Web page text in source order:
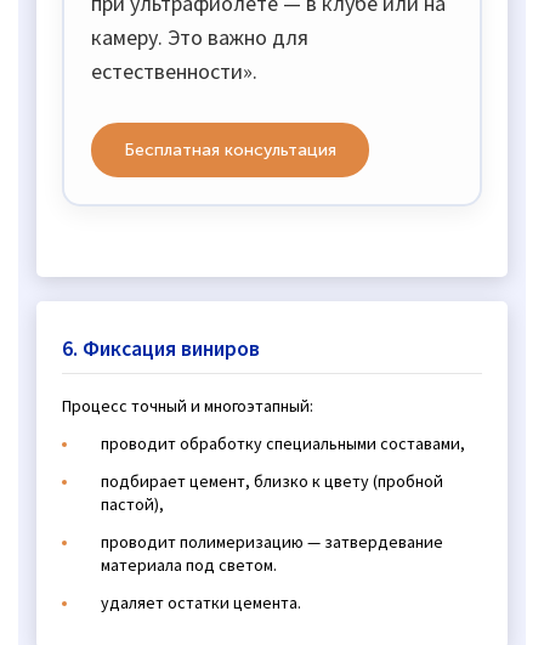
камеру. Это важно для
естественности».
Бесплатная консультация
6. Фиксация виниров
Процесс точный и многоэтапный:
проводит обработку специальными составами,
подбирает цемент, близко к цвету (пробной
пастой),
проводит полимеризацию — затвердевание
материала под светом.
удаляет остатки цемента.